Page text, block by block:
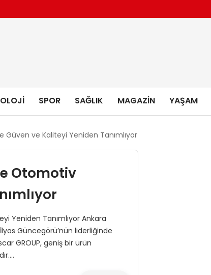
SPOR SAĞLIK MAGAZIN YAŞAM
Güven ve Kaliteyi Yeniden Tanımlıyor
Otomotiv
Yeniden Tanımlıyor Ankara
Güncegörü’nün liderliğinde
GROUP, geniş bir ürün